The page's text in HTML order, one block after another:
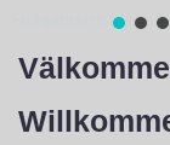
Frühjahrstrtreffen